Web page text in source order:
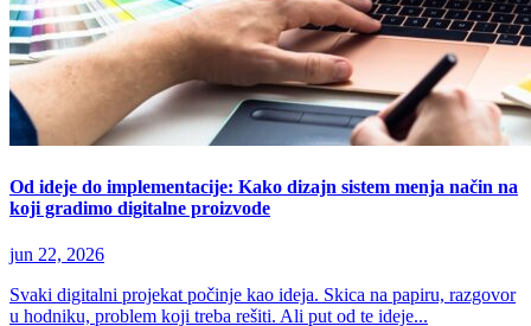
Od ideje do implementacije: Kako dizajn sistem menja način na
koji gradimo digitalne proizvode
jun 22, 2026
Svaki digitalni projekat počinje kao ideja. Skica na papiru, razgovor
u hodniku, problem koji treba rešiti. Ali put od te ideje...